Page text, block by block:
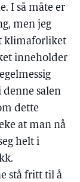
I så måte er
men jeg
klimaforliket
inneholder
salen
dette
at man nå
helt i
stå fritt til å